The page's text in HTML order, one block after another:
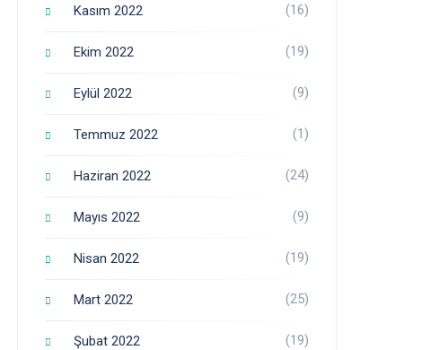
Kasım 2022 (16)
Ekim 2022 (19)
Eylül 2022 (9)
Temmuz 2022 (1)
Haziran 2022 (24)
Mayıs 2022 (9)
Nisan 2022 (19)
Mart 2022 (25)
Şubat 2022 (19)